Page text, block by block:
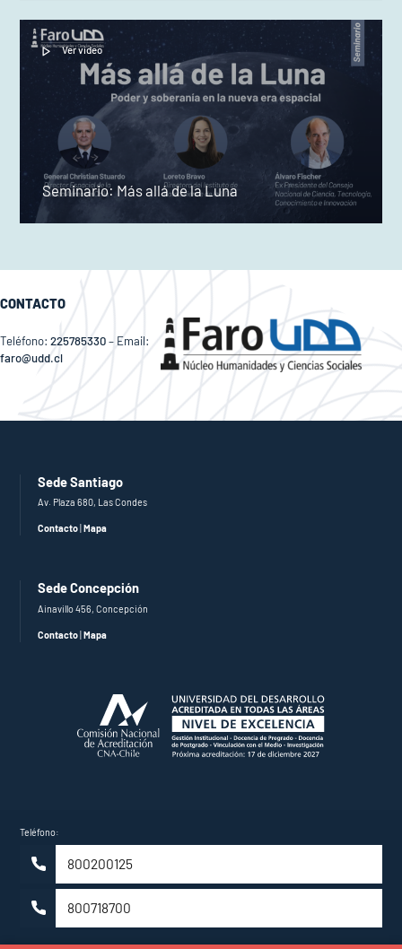
Ver video
Seminario: Más allá de la Luna
CONTACTO
Teléfono: 225785330– Email:
faro@udd.cl
Sede Santiago
Av. Plaza 680, Las Condes
Contacto |Mapa
Sede Concepción
Ainavillo 456, Concepción
Contacto|Mapa
Teléfono:
800200125
800718700